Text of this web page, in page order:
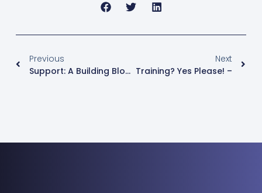
Previous
Support: A Building Block Of Medianova CDN
Next
Training? Yes Please! –